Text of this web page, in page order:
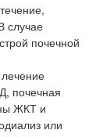
случае
почечной
почечная
ЖКТ и
или